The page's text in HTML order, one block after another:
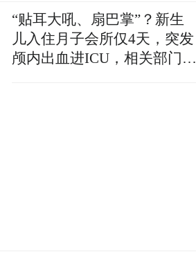
“贴耳大吼、扇巴掌”？新生
儿入住月子会所仅4天，突发
颅内出血进ICU，相关部门已